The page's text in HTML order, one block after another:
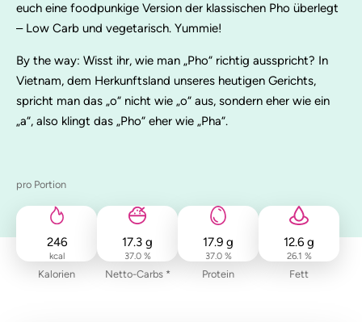
euch eine foodpunkige Version der klassischen Pho überlegt
– Low Carb und vegetarisch. Yummie!
By the way: Wisst ihr, wie man „Pho“ richtig ausspricht? In
Vietnam, dem Herkunftsland unseres heutigen Gerichts,
spricht man das „o“ nicht wie „o“ aus, sondern eher wie ein
„a“, also klingt das „Pho“ eher wie „Pha“.
pro Portion
246
kcal
Kalorien
17.3 g
37.0 %
Netto-Carbs *
17.9 g
37.0 %
Protein
12.6 g
26.1 %
Fett